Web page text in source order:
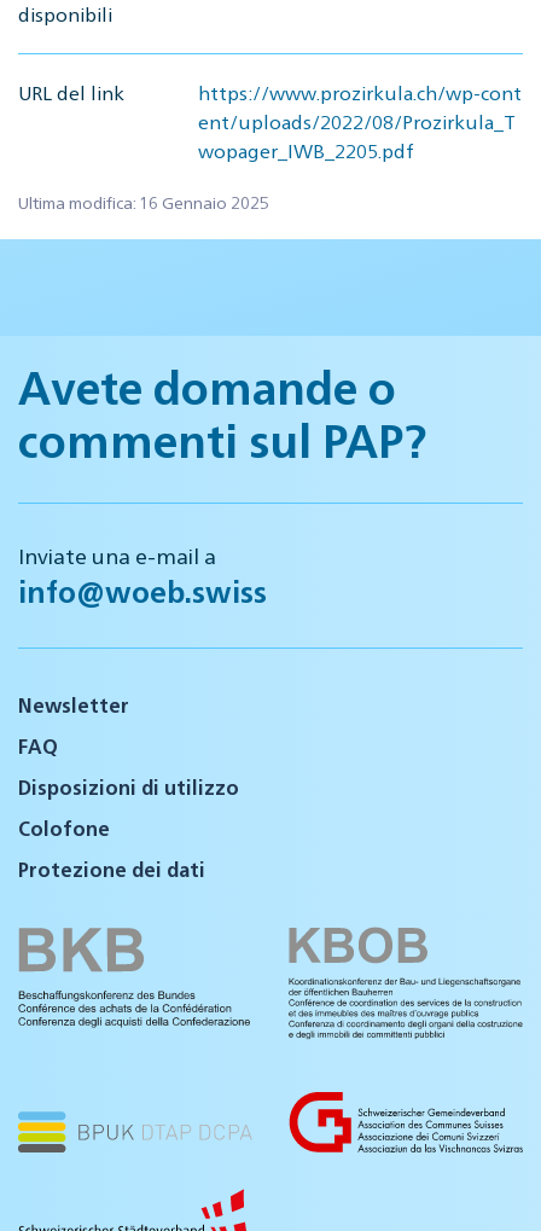
disponibili
URL del link
https://www.prozirkula.ch/wp-cont
ent/uploads/2022/08/Prozirkula_T
wopager_IWB_2205.pdf
Ultima modifica: 16 Gennaio 2025
Avete domande o
commenti sul PAP?
Inviate una e-mail a
info@woeb.swiss
Newsletter
FAQ
Disposizioni di utilizzo
Colofone
Protezione dei dati